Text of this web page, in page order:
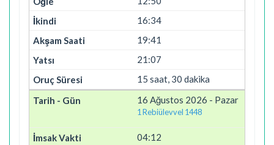
16:34
19:41
21:07
15 saat, 30 dakika
16 Ağustos 2026 - Pazar
1 Rebiülevvel 1448
04:12